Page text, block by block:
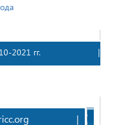
2021 гг. |
|